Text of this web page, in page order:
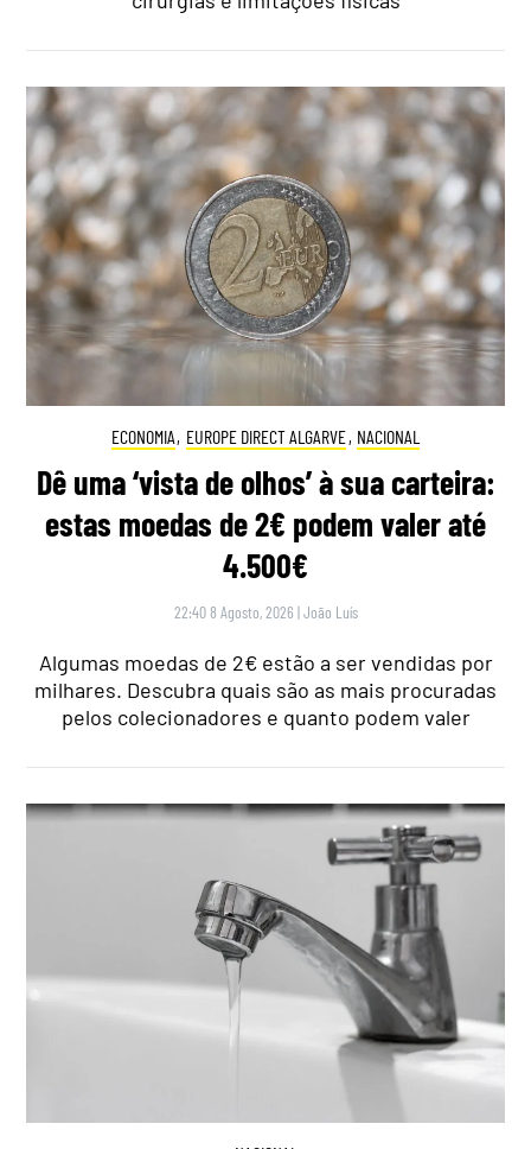
ECONOMIA, EUROPE DIRECT ALGARVE, NACIONAL
Dê uma ‘vista de olhos’ à sua carteira:
estas moedas de 2€ podem valer até
4.500€
22:40 8 Agosto, 2026 |João Luís
Algumas moedas de 2€ estão a ser vendidas por
milhares. Descubra quais são as mais procuradas
pelos colecionadores e quanto podem valer